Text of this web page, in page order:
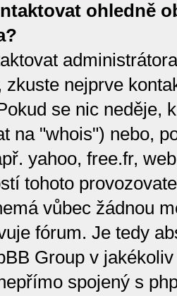
ohledně
zkuste nejprve
se nic neděje,
na "whois") nebo,
yahoo, free.fr,
tohoto
vůbec žádnou
fórum. Je tedy
Group v
spojený s